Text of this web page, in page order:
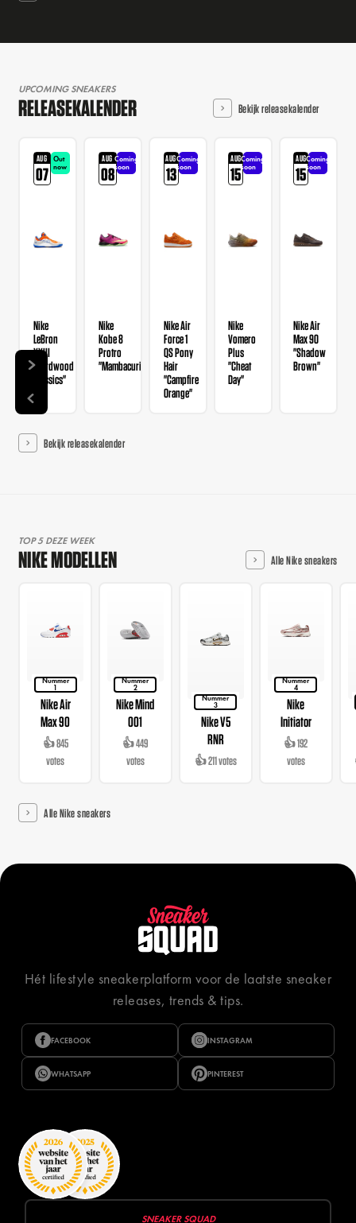
UPCOMING SNEAKERS
RELEASEKALENDER Bekijk releasekalender
AUG
07
Out
now
Nike
LeBron
XXIII
"Hardwood
Classics"
AUG
08
Coming
soon
Nike
Kobe 8
Protro
"Mambacurial"
AUG
13
Coming
soon
Nike Air
Force 1
QS Pony
Hair
"Campfire
Orange"
AUG
15
Coming
soon
Nike
Vomero
Plus
"Cheat
Day"
AUG
15
Coming
soon
Nike Air
Max 90
"Shadow
Brown"
Bekijk releasekalender
TOP 5 DEZE WEEK
NIKE MODELLEN Alle Nike sneakers
Nummer
1
Nike Air
Max 90
👍 845
votes
Nummer
2
Nike Mind
001
👍 449
votes
Nummer
3
Nike V5
RNR
👍 211 votes
Nummer
4
Nike
Initiator
👍 192
votes
Alle Nike sneakers
Hét lifestyle sneakerplatform voor de laatste sneaker
releases, trends & tips.
FACEBOOK INSTAGRAM
WHATSAPP PINTEREST
SNEAKER SQUAD